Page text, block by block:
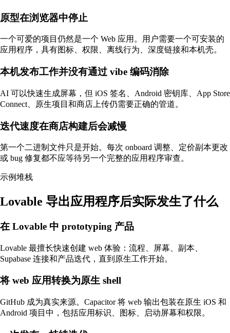
原型在浏览器中停止
一个可爱的项目仍然是一个 Web 应用。用户需要一个可安装的
应用程序，具有图标、权限、离线行为、深度链接和本机壳。
本机发布工作并没有通过 vibe 编码消除
AI 可以快速生成屏幕，但 iOS 签名、Android 密钥库、App Store
Connect、原生项目和商店上传仍需要正确的管道。
迭代速度在商店构建后会减慢
第一个二进制文件只是开始。每次 onboard 调整、定价副本更改
或 bug 修复都不应等待另一个完整的应用程序审查。
示例堆栈
Lovable 导出应用程序后实际发生了什么
在 Lovable 中 prototyping 产品
Lovable 最擅长快速创建 web 体验：流程、屏幕、副本、
Supabase 连接和产品迭代，直到原生工作开始。
将 web 应用转换为原生 shell
GitHub 成为真实来源。Capacitor 将 web 输出包装在原生 iOS 和
Android 项目中，包括应用标识、图标、启动屏幕和权限。